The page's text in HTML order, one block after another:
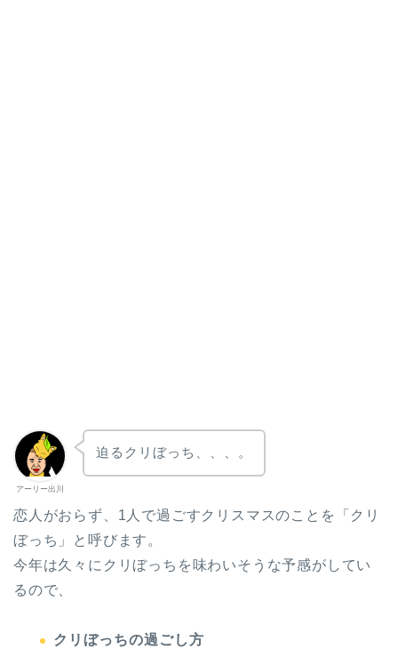
アーリー出川
迫るクリぼっち、、、。
恋人がおらず、1人で過ごすクリスマスのことを「クリ
ぼっち」と呼びます。
今年は久々にクリぼっちを味わいそうな予感がしてい
るので、
クリぼっちの過ごし方